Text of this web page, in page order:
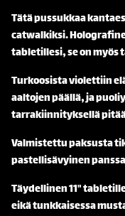
Tätä pussukkaa
catwalkiksi.
tabletillesi, se on
Turkoosista violettiin
aaltojen päällä, ja
tarrakiinnityksellä
Valmistettu paksusta
pastellisävyinen
Täydellinen 11"
eikä tunkkaisessa